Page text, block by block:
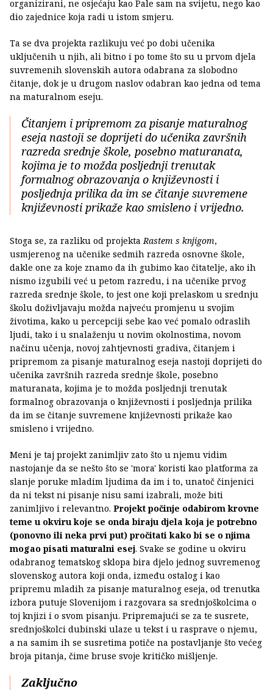
organizirani, ne osjećaju kao Pale sam na svijetu, nego kao
dio zajednice koja radi u istom smjeru.
Ta se dva projekta razlikuju već po dobi učenika
uključenih u njih, ali bitno i po tome što su u prvom djela
suvremenih slovenskih autora odabrana za slobodno
čitanje, dok je u drugom naslov odabran kao jedna od tema
na maturalnom eseju.
Čitanjem i pripremom za pisanje maturalnog
eseja nastoji se doprijeti do učenika završnih
razreda srednje škole, posebno maturanata,
kojima je to možda posljednji trenutak
formalnog obrazovanja o književnosti i
posljednja prilika da im se čitanje suvremene
književnosti prikaže kao smisleno i vrijedno.
Stoga se, za razliku od projektaRastem s knjigom,
usmjerenog na učenike sedmih razreda osnovne škole,
dakle one za koje znamo da ih gubimo kao čitatelje, ako ih
nismo izgubili već u petom razredu, i na učenike prvog
razreda srednje škole, to jest one koji prelaskom u srednju
školu doživljavaju možda najveću promjenu u svojim
životima, kako u percepciji sebe kao već pomalo odraslih
ljudi, tako i u snalaženju u novim okolnostima, novom
načinu učenja, novoj zahtjevnosti gradiva, čitanjem i
pripremom za pisanje maturalnog eseja nastoji doprijeti do
učenika završnih razreda srednje škole, posebno
maturanata, kojima je to možda posljednji trenutak
formalnog obrazovanja o književnosti i posljednja prilika
da im se čitanje suvremene književnosti prikaže kao
smisleno i vrijedno.
Meni je taj projekt zanimljiv zato što u njemu vidim
nastojanje da se nešto što se 'mora' koristi kao platforma za
slanje poruke mladim ljudima da im i to, unatoč činjenici
da ni tekst ni pisanje nisu sami izabrali, može biti
zanimljivo i relevantno. Projekt počinje odabirom krovne
teme u okviru koje se onda biraju djela koja je potrebno
(ponovno ili neka prvi put) pročitati kako bi se o njima
mogao pisati maturalni esej. Svake se godine u okviru
odabranog tematskog sklopa bira djelo jednog suvremenog
slovenskog autora koji onda, između ostalog i kao
pripremu mladih za pisanje maturalnog eseja, od trenutka
izbora putuje Slovenijom i razgovara sa srednjoškolcima o
toj knjizi i o svom pisanju. Pripremajući se za te susrete,
srednjoškolci dubinski ulaze u tekst i u rasprave o njemu,
a na samim ih se susretima potiče na postavljanje što većeg
broja pitanja, čime bruse svoje kritičko mišljenje.
Zaključno